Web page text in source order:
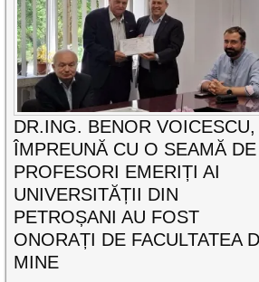
DR.ING. BENOR VOICESCU,
ÎMPREUNĂ CU O SEAMĂ DE
PROFESORI EMERIȚI AI
UNIVERSITĂȚII DIN
PETROȘANI AU FOST
ONORAȚI DE FACULTATEA
MINE